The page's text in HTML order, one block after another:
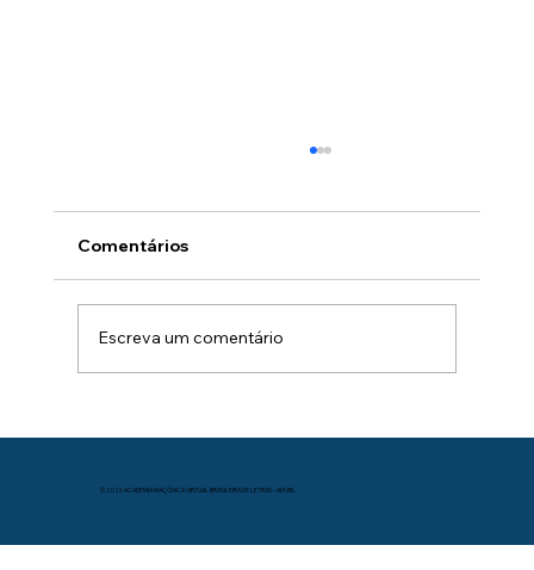
Comentários
Escreva um comentário
© 2026 ACADEMIA MAÇÔNICA VIRTUAL BRASILEIRA DE LETRAS – AMVBL